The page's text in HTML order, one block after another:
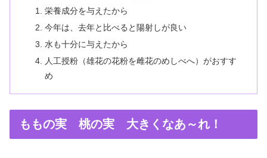
栄養成分を与えたから
今年は、去年と比べると陽射しが良い
水も十分に与えたから
人工授粉（雄花の花粉を雌花のめしべへ）がおすす
め
ももの実 桃の実 大きくなあ～れ！